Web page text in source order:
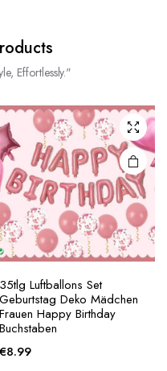
Effortlessly."
35tlg Luftballons Set
Geburtstag Deko Mädchen
Frauen Happy Birthday
Buchstaben
€8.99